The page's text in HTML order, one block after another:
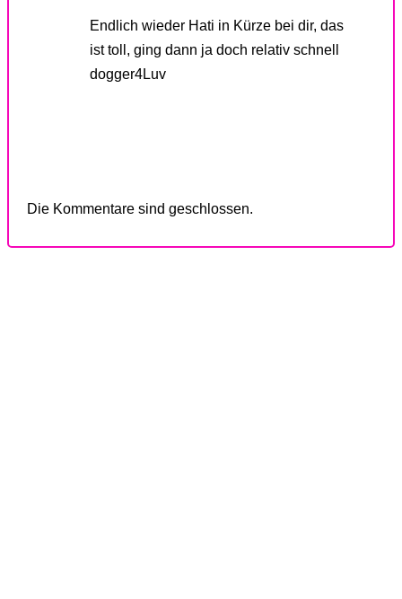
Endlich wieder Hati in Kürze bei dir, das
ist toll, ging dann ja doch relativ schnell
dogger4Luv
Die Kommentare sind geschlossen.